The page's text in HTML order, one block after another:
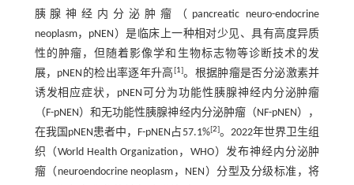
胰腺神经内分泌肿瘤（pancreatic neuro-endocrine
neoplasm，pNEN）是临床上一种相对少见、具有高度异质
性的肿瘤，但随着影像学和生物标志物等诊断技术的发
展，pNEN的检出率逐年升高 [1]。根据肿瘤是否分泌激素并
诱发相应症状，pNEN可分为功能性胰腺神经内分泌肿瘤
（F-pNEN）和无功能性胰腺神经内分泌肿瘤（NF-pNEN），
在我国pNEN患者中，F-pNEN占57.1%[2]。2022年世界卫生组
织（World Health Organization，WHO）发布神经内分泌肿
瘤（neuroendocrine neoplasm，NEN）分型及分级标准，将